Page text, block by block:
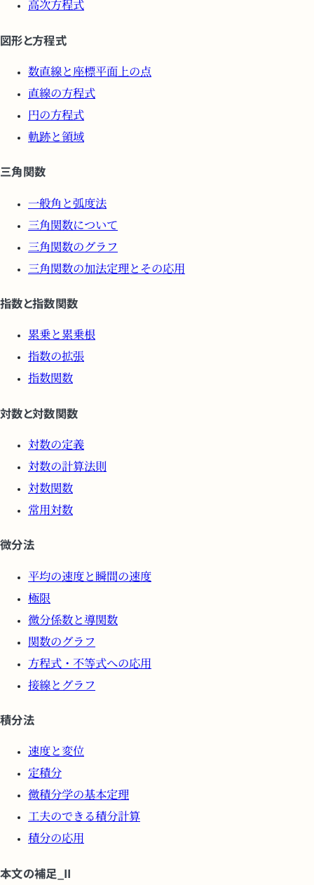
高次方程式
図形と方程式
数直線と座標平面上の点
直線の方程式
円の方程式
軌跡と領域
三角関数
一般角と弧度法
三角関数について
三角関数のグラフ
三角関数の加法定理とその応用
指数と指数関数
累乗と累乗根
指数の拡張
指数関数
対数と対数関数
対数の定義
対数の計算法則
対数関数
常用対数
微分法
平均の速度と瞬間の速度
極限
微分係数と導関数
関数のグラフ
方程式・不等式への応用
接線とグラフ
積分法
速度と変位
定積分
微積分学の基本定理
工夫のできる積分計算
積分の応用
本文の補足_II